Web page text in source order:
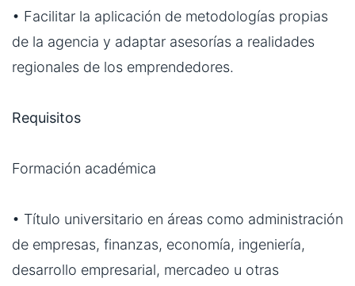
• Facilitar la aplicación de metodologías propias
de la agencia y adaptar asesorías a realidades
regionales de los emprendedores.
Requisitos
Formación académica
• Título universitario en áreas como administración
de empresas, finanzas, economía, ingeniería,
desarrollo empresarial, mercadeo u otras